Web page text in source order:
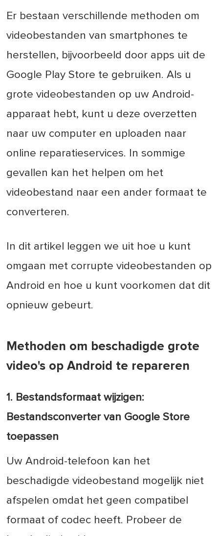
Er bestaan verschillende methoden om
videobestanden van smartphones te
herstellen, bijvoorbeeld door apps uit de
Google Play Store te gebruiken. Als u
grote videobestanden op uw Android-
apparaat hebt, kunt u deze overzetten
naar uw computer en uploaden naar
online reparatieservices. In sommige
gevallen kan het helpen om het
videobestand naar een ander formaat te
converteren.
In dit artikel leggen we uit hoe u kunt
omgaan met corrupte videobestanden op
Android en hoe u kunt voorkomen dat dit
opnieuw gebeurt.
Methoden om beschadigde grote
video's op Android te repareren
1. Bestandsformaat wijzigen:
Bestandsconverter van Google Store
toepassen
Uw Android-telefoon kan het
beschadigde videobestand mogelijk niet
afspelen omdat het geen compatibel
formaat of codec heeft. Probeer de